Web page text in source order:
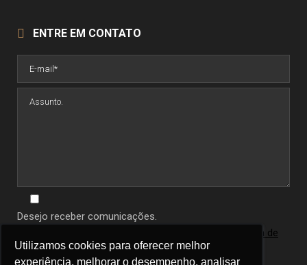
Utilizamos cookies para oferecer melhor
experiência, melhorar o desempenho, analisar
Utilizamos cookies para oferecer melhor
experiência, melhorar o desempenho, analisar
ENTRE EM CONTATO
Desejo receber comunicações.
política de
privacidade .